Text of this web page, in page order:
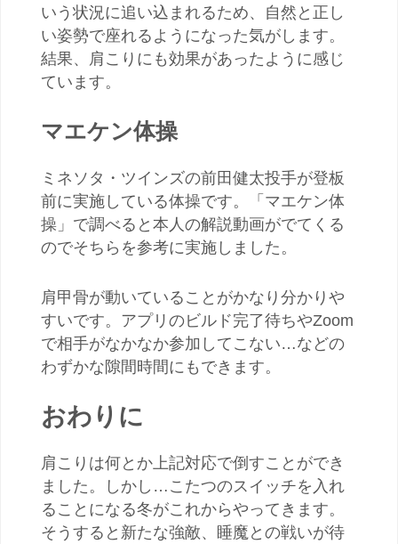
いう状況に追い込まれるため、自然と正し
い姿勢で座れるようになった気がします。
結果、肩こりにも効果があったように感じ
ています。
マエケン体操
ミネソタ・ツインズの前田健太投手が登板
前に実施している体操です。「マエケン体
操」で調べると本人の解説動画がでてくる
のでそちらを参考に実施しました。
肩甲骨が動いていることがかなり分かりや
すいです。アプリのビルド完了待ちやZoom
で相手がなかなか参加してこない…などの
わずかな隙間時間にもできます。
おわりに
肩こりは何とか上記対応で倒すことができ
ました。しかし…こたつのスイッチを入れ
ることになる冬がこれからやってきます。
そうすると新たな強敵、睡魔との戦いが待